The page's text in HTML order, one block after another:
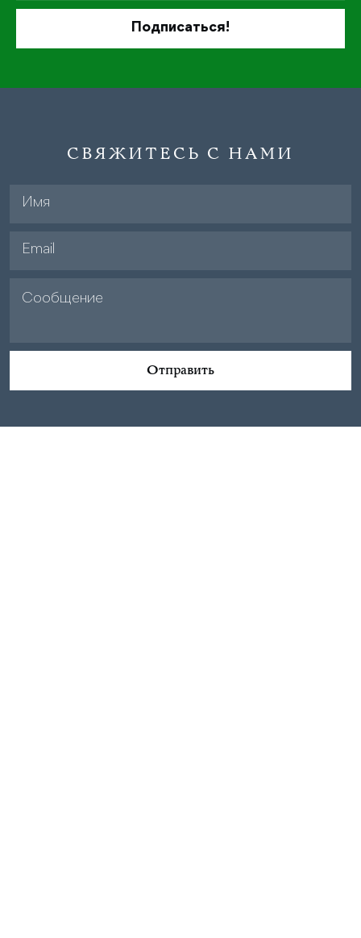
СВЯЖИТЕСЬ С НАМИ
Отправить